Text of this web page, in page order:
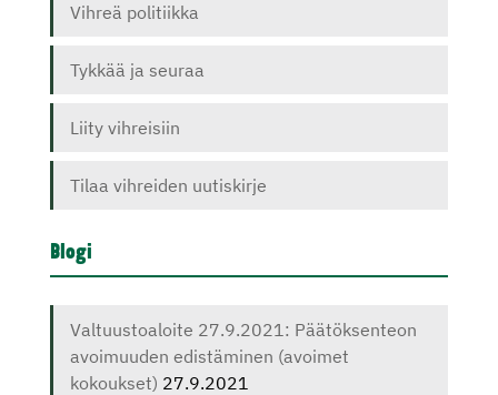
Vihreä politiikka
Tykkää ja seuraa
Liity vihreisiin
Tilaa vihreiden uutiskirje
Blogi
Valtuustoaloite 27.9.2021: Päätöksenteon
avoimuuden edistäminen (avoimet
kokoukset) 27.9.2021